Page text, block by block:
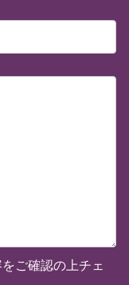
ご確認の上チェ